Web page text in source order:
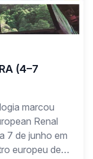
(4–7
marcou
Renal
7 de junho em
europeu de